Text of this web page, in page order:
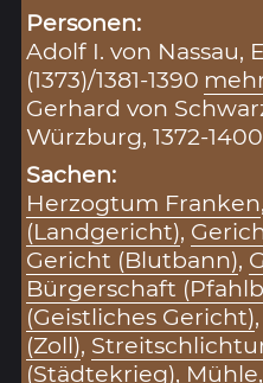
Personen:
Adolf I. von Nassau,
(1373)/1381-1390
Gerhard von
Würzburg, 1372-1400
Sachen:
Herzogtum Franken
(Landgericht),
Gericht (Blutbann),
Bürgerschaft
(Geistliches Gericht)
(Zoll),
(Städtekrieg), Mühle